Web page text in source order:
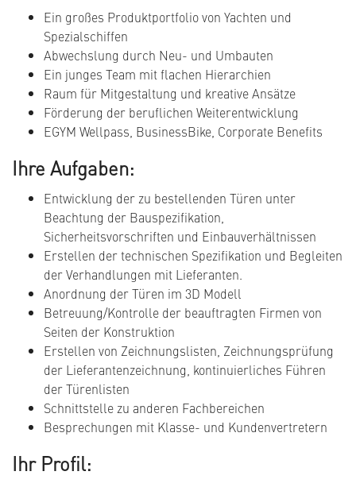
Ein großes Produktportfolio von Yachten und
Spezialschiffen
Abwechslung durch Neu- und Umbauten
Ein junges Team mit flachen Hierarchien
Raum für Mitgestaltung und kreative Ansätze
Förderung der beruflichen Weiterentwicklung
EGYM Wellpass, BusinessBike, Corporate Benefits
Ihre Aufgaben:
Entwicklung der zu bestellenden Türen unter
Beachtung der Bauspezifikation,
Sicherheitsvorschriften und Einbauverhältnissen
Erstellen der technischen Spezifikation und Begleiten
der Verhandlungen mit Lieferanten.
Anordnung der Türen im 3D Modell
Betreuung/Kontrolle der beauftragten Firmen von
Seiten der Konstruktion
Erstellen von Zeichnungslisten, Zeichnungsprüfung
der Lieferantenzeichnung, kontinuierliches Führen
der Türenlisten
Schnittstelle zu anderen Fachbereichen
Besprechungen mit Klasse- und Kundenvertretern
Ihr Profil: